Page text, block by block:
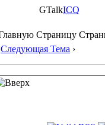
GTalkICQ
Следующая Тема ›